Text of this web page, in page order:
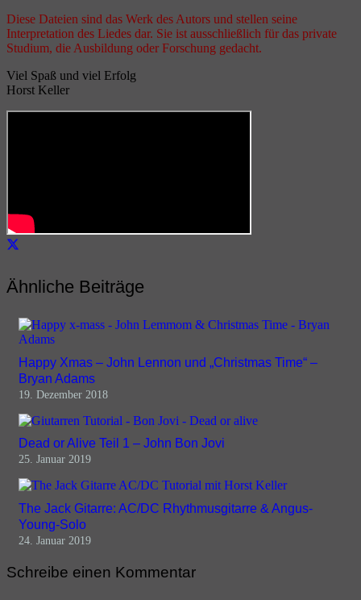
Diese Dateien sind das Werk des Autors und stellen seine
Interpretation des Liedes dar. Sie ist ausschließlich für das private
Studium, die Ausbildung oder Forschung gedacht.
Viel Spaß und viel Erfolg
Horst Keller
Ähnliche Beiträge
Happy Xmas – John Lennon und „Christmas Time“ –
Bryan Adams
19. Dezember 2018
Dead or Alive Teil 1 – John Bon Jovi
25. Januar 2019
The Jack Gitarre: AC/DC Rhythmusgitarre & Angus-
Young-Solo
24. Januar 2019
Schreibe einen Kommentar